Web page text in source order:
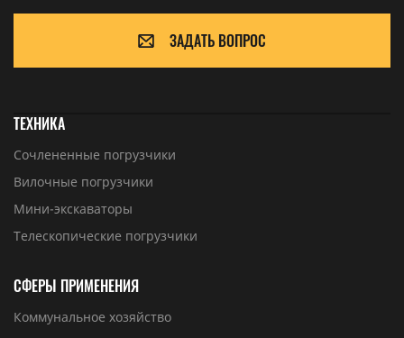
ЗАДАТЬ ВОПРОС
ТЕХНИКА
Сочлененные погрузчики
Вилочные погрузчики
Мини-экскаваторы
Телескопические погрузчики
СФЕРЫ ПРИМЕНЕНИЯ
Коммунальное хозяйство